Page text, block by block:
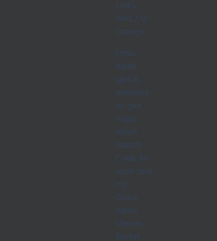
Links
sind z.B.
Orange.
Preis
bleibt
gleich,
teilweise
es gibt
sogar
einen
Rabatt
Code für
euch und
mit
Glück
einen
kleinen
Bonus